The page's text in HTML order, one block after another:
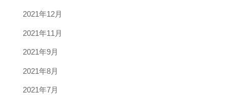
2021年12月
2021年11月
2021年9月
2021年8月
2021年7月